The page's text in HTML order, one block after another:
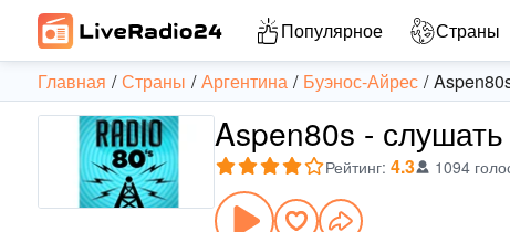
Популярное Страны
Главная Страны Аргентина Буэнос-Айрес
Aspen80s -
Рейтинг: 4.3 1094